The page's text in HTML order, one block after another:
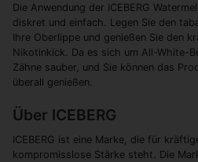
Die Anwendung der ICEBERG
diskret und einfach. Legen Sie den
Ihre Oberlippe und genießen Sie den
Nikotinkick. Da es sich um All-White-
Zähne sauber, und Sie können das
überall genießen.
Über ICEBERG
ICEBERG ist eine Marke, die für
kompromisslose Stärke steht. Die